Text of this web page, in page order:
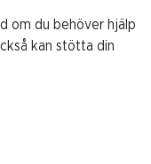
om du behöver hjälp
kan stötta din